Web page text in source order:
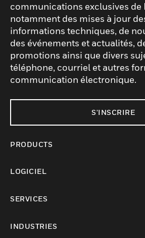
communications exclusives de
notamment des mises à jour
informations techniques, de
des événements et actualités,
promotions ainsi que divers
téléphone, courriel et autres
communication électronique.
S'INSCRIRE
PRODUCTS
LOGICIEL
SERVICES
INDUSTRIES